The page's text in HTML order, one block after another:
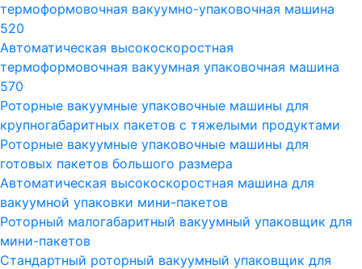
термоформовочная вакуумно-упаковочная машина
520
Автоматическая высокоскоростная
термоформовочная вакуумная упаковочная машина
570
Роторные вакуумные упаковочные машины для
крупногабаритных пакетов с тяжелыми продуктами
Роторные вакуумные упаковочные машины для
готовых пакетов большого размера
Автоматическая высокоскоростная машина для
вакуумной упаковки мини-пакетов
Роторный малогабаритный вакуумный упаковщик для
мини-пакетов
Стандартный роторный вакуумный упаковщик для